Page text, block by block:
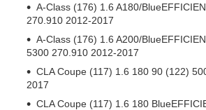
A-Class (176) 1.6 A180/
270.910 2012-2017
A-Class (176) 1.6 A200/
5300 270.910 2012-2017
CLA Coupe (117) 1.6 180 90 (122)
2017
CLA Coupe (117) 1.6 180